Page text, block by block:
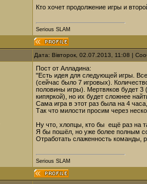
Кто хочет продолжение игры и
Serious SLAM
Дата: Вівторок, 02.07.2013, 11:08 |
Пост от Алладина:
"Есть идея для следующей игры.
(сейчас было 7 игровых).
половины игры). Мертвяков будет 3
кипяркой), но их будет сложнее
Сама игра в этот раз была на 4
Так что милости просим через
Ну что, хлопцы, кто бы ещё раз на
Я бы пошёл, но уже более полным
Отработать слаженность команды,
Serious SLAM